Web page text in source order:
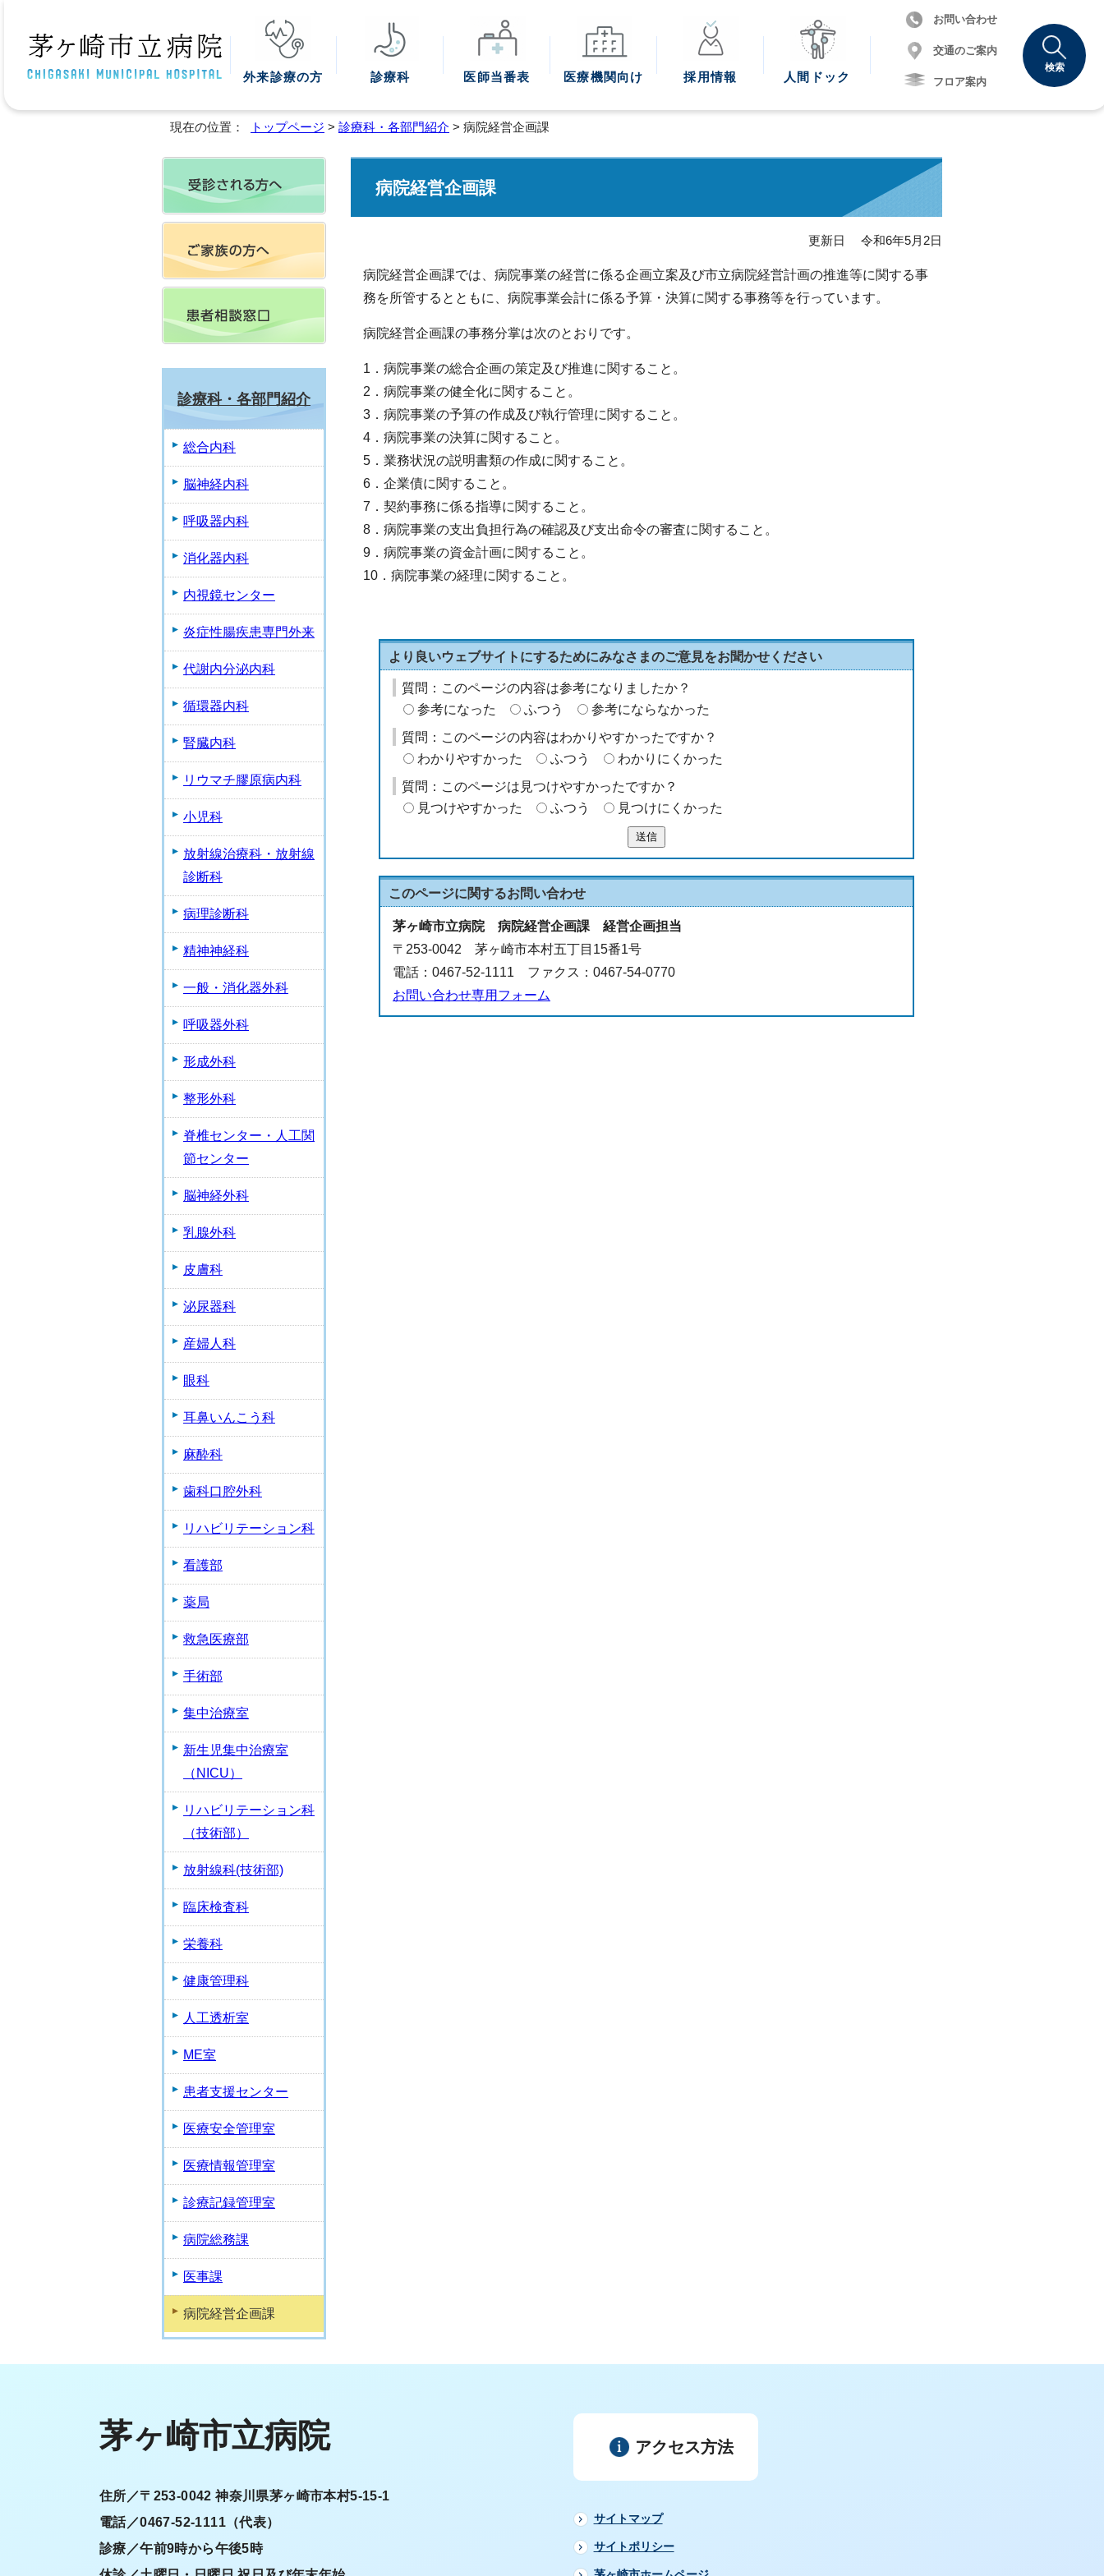
外来診療の方 診療科 医師当番表 医療機関 向け 採用情報 人間 ドック
お問い合わせ
交通のご案内
フロア案内
検索
現在の位置： トップページ > 診療科・各部門紹介 > 病院経営企画課
病院経営企画課
更新日 令和6年5月2日
病院経営企画課では、病院事業の経営に係る企画立案及び市立病院経営計画の推進等に関する事
務を所管するとともに、病院事業会計に係る予算・決算に関する事務等を行っています。
病院経営企画課の事務分掌は次のとおりです。
1．病院事業の総合企画の策定及び推進に関すること。
2．病院事業の健全化に関すること。
3．病院事業の予算の作成及び執行管理に関すること。
4．病院事業の決算に関すること。
5．業務状況の説明書類の作成に関すること。
6．企業債に関すること。
7．契約事務に係る指導に関すること。
8．病院事業の支出負担行為の確認及び支出命令の審査に関すること。
9．病院事業の資金計画に関すること。
10．病院事業の経理に関すること。
より良いウェブサイトにするためにみなさまのご意見をお聞かせください
質問：このページの内容は参考になりましたか？
参考になった
ふつう
参考にならなかった
質問：このページの内容はわかりやすかったですか？
わかりやすかった
ふつう
わかりにくかった
質問：このページは見つけやすかったですか？
見つけやすかった
ふつう 見つけにくかった
送信
このページに関するお問い合わせ
茅ヶ崎市立病院 病院経営企画課 経営企画担当
〒253-0042 茅ヶ崎市本村五丁目15番1号
電話：0467-52-1111 ファクス：0467-54-0770
お問い合わせ専用フォーム
診療科・各部門紹介
総合内科
脳神経内科
呼吸器内科
消化器内科
内視鏡センター
炎症性腸疾患専門外来
代謝内分泌内科
循環器内科
腎臓内科
リウマチ膠原病内科
小児科
放射線治療科・放射線
診断科
病理診断科
精神神経科
一般・消化器外科
呼吸器外科
形成外科
整形外科
脊椎センター・人工関
節センター
脳神経外科
乳腺外科
皮膚科
泌尿器科
産婦人科
眼科
耳鼻いんこう科
麻酔科
歯科口腔外科
リハビリテーション科
看護部
薬局
救急医療部
手術部
集中治療室
新生児集中治療室
（NICU）
リハビリテーション科
（技術部）
放射線科(技術部)
臨床検査科
栄養科
健康管理科
人工透析室
ME室
患者支援センター
医療安全管理室
医療情報管理室
診療記録管理室
病院総務課
医事課
病院経営企画課
茅ヶ崎市立病院
住所／〒253-0042 神奈川県茅ヶ崎市本村5-15-1
電話／0467-52-1111（代表）
診療／午前9時から午後5時
アクセス方法
サイトマップ
サイトポリシー